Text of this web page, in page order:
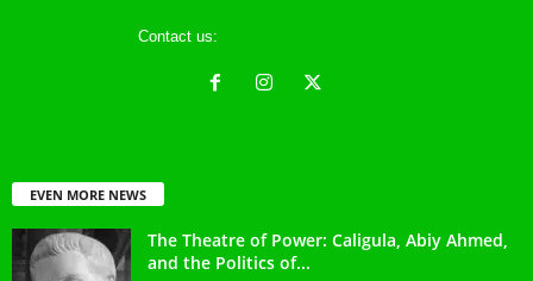
Contact us:
EVEN MORE NEWS
The Theatre of Power: Caligula, Abiy Ahmed,
and the Politics of...